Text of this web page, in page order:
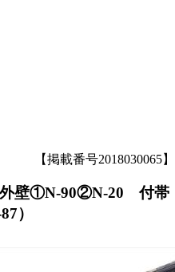
【掲載番号2018030065】
壁①N-90②N-20 付帯
）